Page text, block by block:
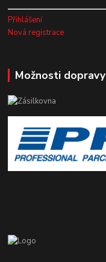
Přihlášení
Nová registrace
Možnosti dopravy